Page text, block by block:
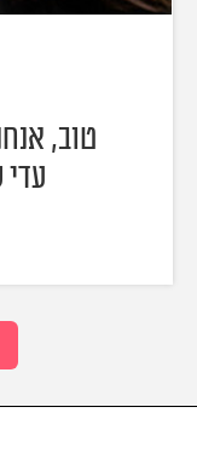
טוב,
עדי